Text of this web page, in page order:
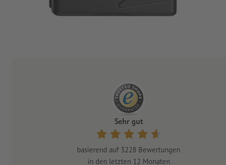
Sehr gut
basierend auf 3228 Bewertungen
in den letzten 12 Monaten